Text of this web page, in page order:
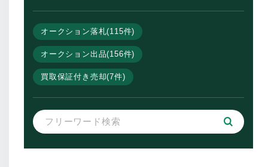
オークション落札(115件)
オークション出品(156件)
買取保証付き売却(7件)